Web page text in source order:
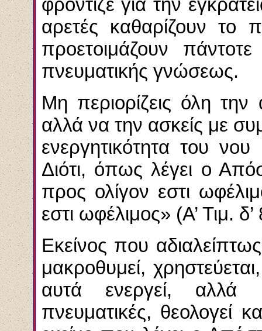
φρόντιζε για την
αρετές καθαρίζουν το
προετοιμάζουν
πνευματικής γνώσεως.
Μη περιορίζεις όλη
αλλά να την ασκείς με
ενεργητικότητα του
Διότι, όπως λέγει ο
προς ολίγον εστι
εστι ωφέλιμος» (Α’ Τιμ. δ’
Εκείνος που
μακροθυμεί,
αυτά ενεργεί, αλλά
πνευματικές, θεολογεί